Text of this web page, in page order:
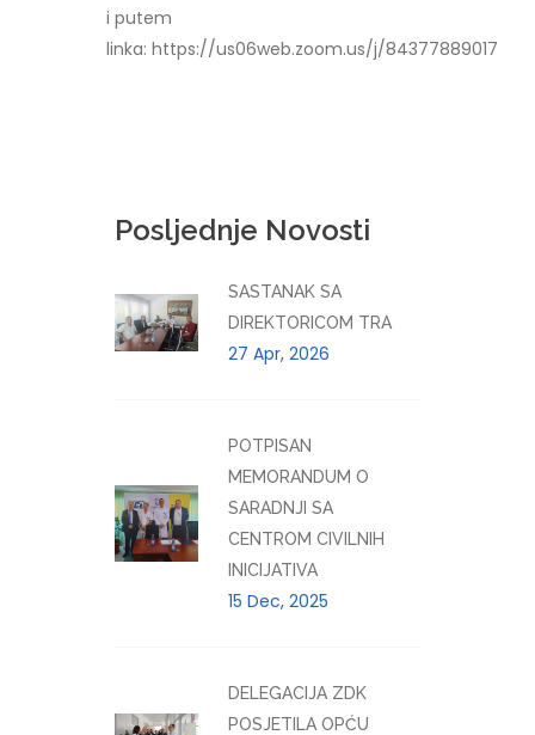
i putem
linka: https://us06web.zoom.us/j/84377889017
Posljednje Novosti
SASTANAK SA
DIREKTORICOM TRA
27 Apr, 2026
POTPISAN
MEMORANDUM O
SARADNJI SA
CENTROM CIVILNIH
INICIJATIVA
15 Dec, 2025
DELEGACIJA ZDK
POSJETILA OPĆU